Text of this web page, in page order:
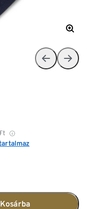
Ft
Kosárba